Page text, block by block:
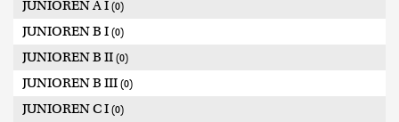
JUNIOREN A I (0)
JUNIOREN B I (0)
JUNIOREN B II (0)
JUNIOREN B III (0)
JUNIOREN C I (0)